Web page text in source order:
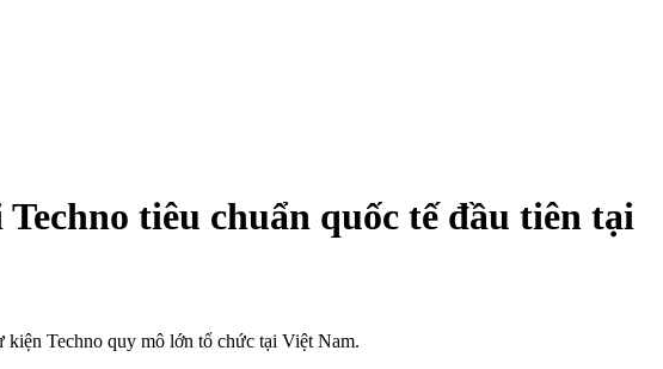
tiêu chuẩn quốc tế đầu tiên tại
Techno quy mô lớn tổ chức tại Việt Nam.